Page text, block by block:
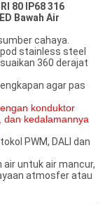
80 IP68 316
Bawah Air
cahaya.
stainless steel
360 derajat
agar pas
konduktor
dan kedalamannya
PWM, DALI dan
air untuk air mancur,
atmosfer atau